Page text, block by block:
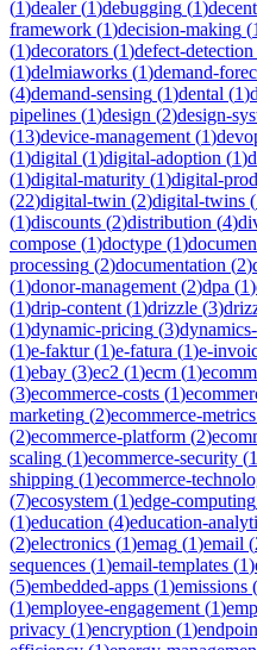
(1)dealer(1)debugging (1)
framework (1)decision-making (1
(1)decorators (1)defect-detection
(1)delmiaworks (1)demand-
(4)demand-sensing (1)dental (1)
pipelines (1)design (2)design-
(13)device-management (1)
(1)digital (1)digital-adoption (1)
(1)digital-maturity (1)digital-
(22)digital-twin (2)digital-twins (
(1)discounts (2)distribution (4)
compose (1)doctype (1)
processing (2)documentation (2)
(1)donor-management (2)dpa (1)
(1)drip-content (1)drizzle (3)
(1)dynamic-pricing (3)
(1)e-faktur(1)e-fatura (1)e-
(1)ebay (3)ec2 (1)ecm (1)
(3)ecommerce-costs (1)
marketing (2)ecommerce-metrics
(2)ecommerce-platform (2)
scaling (1)ecommerce-security (1
shipping (1)ecommerce-
(7)ecosystem (1)edge-computing
(1)education (4)education-
(2)electronics (1)emag (1)email (
sequences (1)email-templates (1)
(5)embedded-apps (1)emissions (
(1)employee-engagement (1)
privacy (1)encryption (1)